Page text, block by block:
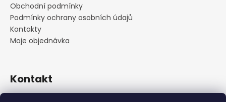
Obchodní podmínky
Podmínky ochrany osobních údajů
Kontakty
Moje objednávka
Kontakt